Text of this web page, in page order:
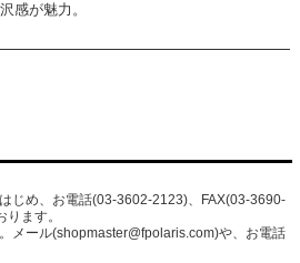
感が魅力。
じめ、お電話(03-3602-2123)、FAX(03-3690-
ます。
メール(shopmaster@fpolaris.com)や、お電話